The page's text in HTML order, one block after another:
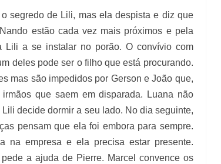
segredo de Lili, mas ela despista e diz que
estão cada vez mais próximos e pela
Lili a se instalar no porão. O convívio com
deles pode ser o filho que está procurando.
mas são impedidos por Gerson e João que,
que saem em disparada. Luana não
decide dormir a seu lado. No dia seguinte,
pensam que ela foi embora para sempre.
na empresa e ela precisa estar presente.
a ajuda de Pierre. Marcel convence os